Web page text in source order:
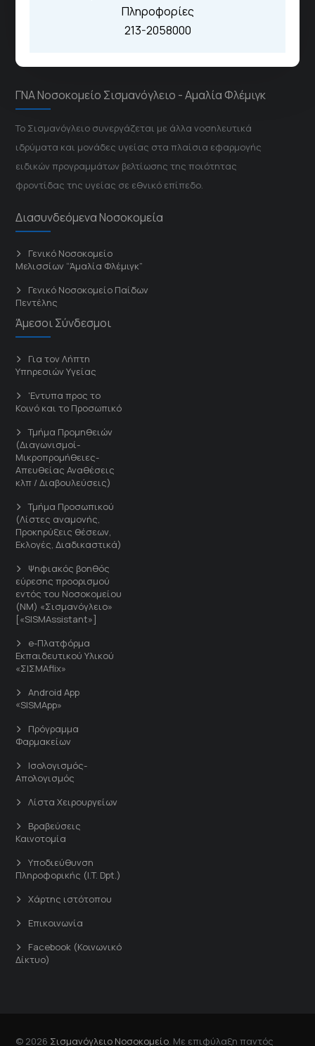
Πληροφορίες
213-2058000
Μέσω της εφαρμογής "MyHealth
ΓΝΑ Νοσοκομείο Σισμανόγλειο - Αμαλία Φλέμιγκ
Το Σισμανόγλειο συνεργάζεται με άλλα νοσηλευτικά
ιδρύματα και μονάδες υγείας στα πλαίσια εφαρμογής
ειδικών προγραμμάτων βελτίωσης της ποιότητας
φροντίδας της υγείας σε εθνικό επίπεδο.
Διασυνδεόμενα Νοσοκομεία
Γενικό Νοσοκομείο
Μελισσίων “Άμαλία Φλέμιγκ”
Γενικό Νοσοκομείο Παίδων
Πεντέλης
Άμεσοι Σύνδεσμοι
Για τον Λήπτη
Υπηρεσιών Υγείας
'Εντυπα προς το
Κοινό και το Προσωπικό
Τμήμα Προμηθειών
(Διαγωνισμοί-
Μικροπρομήθειες-
Απευθείας Αναθέσεις
κλπ / Διαβουλεύσεις)
Τμήμα Προσωπικού
(Λίστες αναμονής,
Προκηρύξεις θέσεων,
Εκλογές, Διαδικαστικά)
Ψηφιακός βοηθός
εύρεσης προορισμού
εντός του Νοσοκομείου
(ΝΜ) «Σισμανόγλειο»
[«SISMAssistant»]
e-Πλατφόρμα
Εκπαιδευτικού Υλικού
«ΣΙΣΜΑflix»
Android App
«SISMApp»
Πρόγραμμα
Φαρμακείων
Ισολογισμός-
Απολογισμός
Λίστα Χειρουργείων
Βραβεύσεις
Καινοτομία
Υποδιεύθυνση
Πληροφορικής (I.T. Dpt.)
Χάρτης ιστότοπου
Επικοινωνία
Facebook (Κοινωνικό
Δίκτυο)
© 2026 Σισμανόγλειο Νοσοκομείο . Με επιφύλαξη παντός